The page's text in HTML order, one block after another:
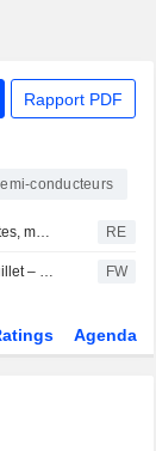
Rapport PDF
conducteurs
Taïwan : les exportations de juillet sous les attentes, mais la demande en IA reste solide RE
Espiria Hållbar Framtid progresse de 2,5 % en juillet – allègement des positions dans Bristol Myers Squibb, Merck et Novo Nordisk FW
Agenda